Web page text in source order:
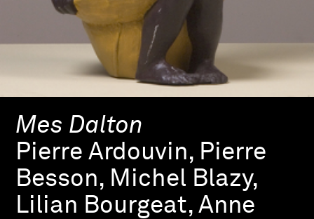
Mes Dalton
Pierre Ardouvin, Pierre
Besson, Michel Blazy,
Lilian Bourgeat, Anne